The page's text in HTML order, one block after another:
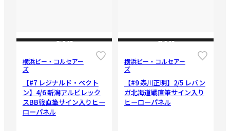
CLOSE
横浜ビー・コルセアー
ズ
【#7 レジナルド・ベクト
ン】4/6 新潟アルビレック
スBB戦直筆サイン入りヒー
ローパネル
CLOSE
横浜ビー・コルセアー
ズ
【#9 森川正明】2/5 レバン
ガ北海道戦直筆サイン入り
ヒーローパネル